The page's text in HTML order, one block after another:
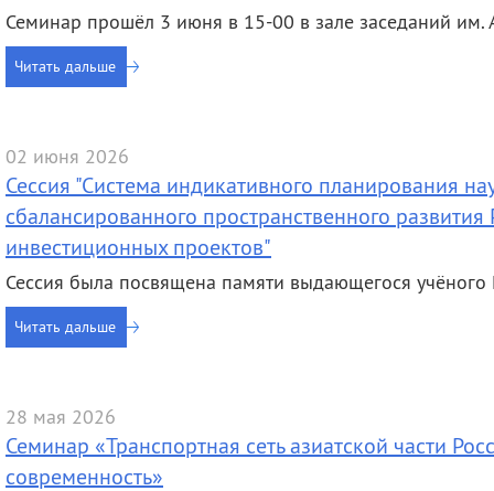
Прочие подразделения
Издательская
деятельность
Научные школы
Целевое
Семинар прошёл 3 июня в 15-00 в зале заседаний им.
Читать дальше
02 июня 2026
Сессия "Система индикативного планирования
сбалансированного пространственного
инвестиционных проектов"
Сессия была посвящена памяти выдающегося
Читать дальше
28 мая 2026
Семинар «Транспортная сеть азиатской части
современность»